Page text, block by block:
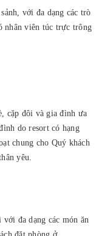
với đa dạng các trò
nhân viên túc trực trông
cặp đôi và gia đình ưa
do resort có hạng
chung cho Quý khách
yêu.
đa dạng các món ăn